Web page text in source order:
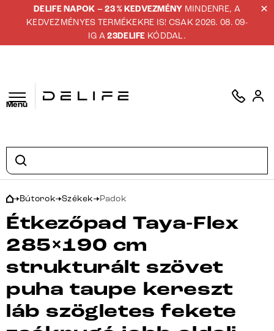
DELIFE NAPOK – 23 % KEDVEZMÉNY MINDENRE, A
KEDVEZMÉNYES TERMÉKEKRE IS! CSAK 2026. 08. 09-
IG A23DELIFE KÓDDAL.
Menü
Bútorok Székek Padok
Étkezőpad Taya-Flex
285×190 cm
strukturált szövet
puha taupe kereszt
láb szögletes fekete